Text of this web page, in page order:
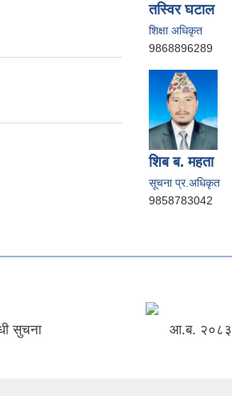
तस्विर घटाल
शिक्षा अधिकृत
9868896289
शिब ब. महता
सूचना प्र.अधिकृत
9858783042
सुचना आ.ब.